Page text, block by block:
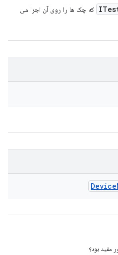
که چک ها را روی آن اجرا می
Device
مفید بود؟